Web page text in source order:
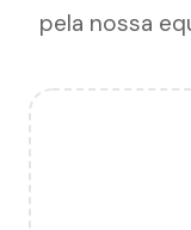
pela nossa